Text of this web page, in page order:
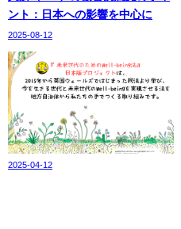
ント：日本への影響を中心に
2025-08-12
2025-04-12